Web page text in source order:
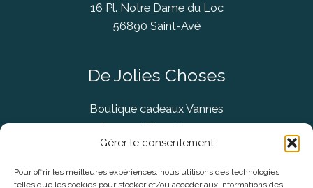
Gérer le consentement
Pour offrir les meilleures expériences, nous utilisons des technologies
telles que les cookies pour stocker et/ou accéder aux informations des
16 Pl. Notre Dame du Loc
56890 Saint-Avé
De Jolies Choses
Boutique cadeaux Vannes
Concept Store Vannes